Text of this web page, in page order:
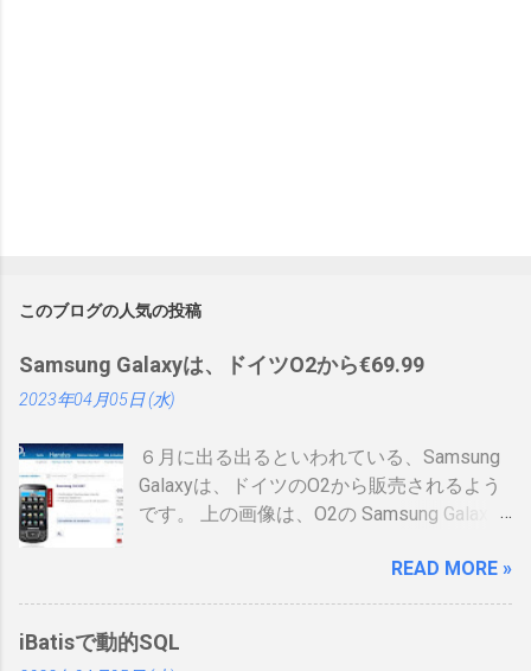
このブログの人気の投稿
Samsung Galaxyは、ドイツO2から€69.99
2023年04月05日 (水)
６月に出る出るといわれている、Samsung
Galaxyは、ドイツのO2から販売されるよう
です。 上の画像は、O2の Samsung Galaxy
すが、何が書いてあるのかわかりません。
ためしにカートに入れる動作をしてみまし
せんでした。 現状では、Android端末はHTC
READ MORE »
iBatisで動的SQL